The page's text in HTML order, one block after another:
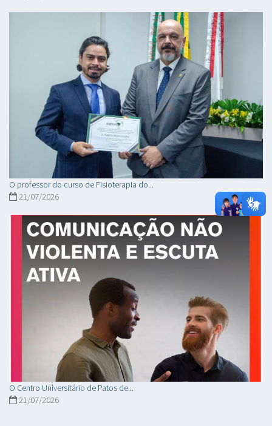
O professor do curso de Fisioterapia do...
21/07/2026
O Centro Universitário de Patos de...
21/07/2026